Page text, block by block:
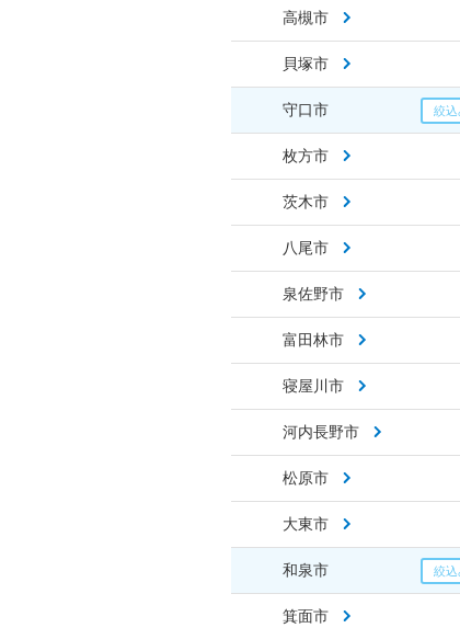
高槻市
貝塚市
守口市
枚方市
茨木市
八尾市
泉佐野市
富田林市
寝屋川市
河内長野市
松原市
大東市
和泉市
箕面市